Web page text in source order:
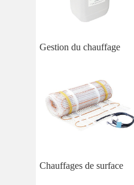
Gestion du chauffage
Chauffages de surface